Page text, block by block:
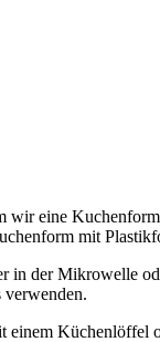
eine
mit
in der Mikrowelle
verwenden.